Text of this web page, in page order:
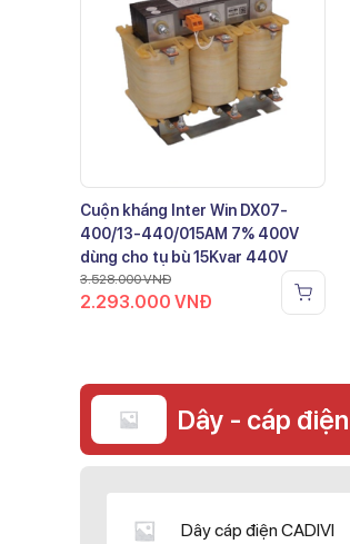
Cuộn kháng Inter Win DX07-
400/13-440/015AM 7% 400V
dùng cho tụ bù 15Kvar 440V
3.528.000VNĐ
2.293.000 VNĐ
Dây - cáp điện
Dây cáp điện CADIVI